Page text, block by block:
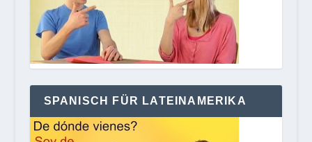
SPANISCH FÜR LATEINAMERIKA